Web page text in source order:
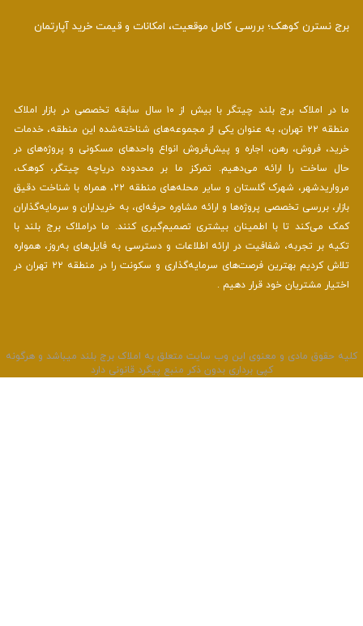
کوهک؛ بررسی کامل موقعیت، امکانات و قیمت خرید آپارتمان
ما در املاک برج بلند چیتگر با بیش از ۱۰ سال سابقه تخصصی در بازار املاک
منطقه ۲۲ تهران، به عنوان یکی از مجموعه‌های شناخته‌شده این منطقه، خدمات
فروش، رهن، اجاره و پیش‌فروش انواع واحدهای مسکونی و پروژه‌های در
را ارائه می‌دهیم. تمرکز ما بر محدوده دریاچه چیتگر، کوهک،
مرواریدشهر، شهرک گلستان و سایر محله‌های منطقه ۲۲، همراه با شناخت دقیق
بررسی تخصصی پروژه‌ها و ارائه مشاوره حرفه‌ای، به خریداران و سرمایه‌گذاران
تا با اطمینان بیشتری تصمیم‌گیری کنند. ما دراملاک برج بلند با
تجربه، شفافیت در ارائه اطلاعات و دسترسی به فایل‌های به‌روز، همواره
تلاش کردیم بهترین فرصت‌های سرمایه‌گذاری و سکونت را در منطقه ۲۲ تهران در
مشتریان خود قرار دهیم .
مادی و معنوی این وب سایت متعلق به املاک برج بلند میباشد و هرگونه
کپی برداری بدون ذکر منبع پیگرد قانونی دارد